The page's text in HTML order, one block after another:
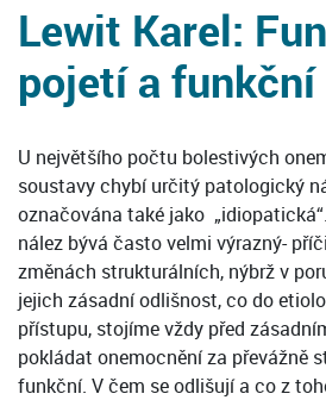
Lewit Karel:
pojetí a
U největšího počtu bolestivých
soustavy chybí určitý patologický
označována také jako
nález bývá často velmi výrazný-
změnách strukturálních, nýbrž v
jejich zásadní odlišnost, co do
přístupu, stojíme vždy před
pokládat onemocnění za převážně
funkční. V čem se odlišují a co z